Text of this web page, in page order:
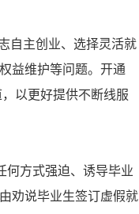
自主创业、选择灵活就
益维护等问题。开通
以更好提供不断线服
何方式强迫、诱导毕业
劝说毕业生签订虚假就